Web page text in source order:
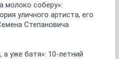
молоко соберу»:
уличного артиста, его
Степановича
а уже батя»: 10-летний